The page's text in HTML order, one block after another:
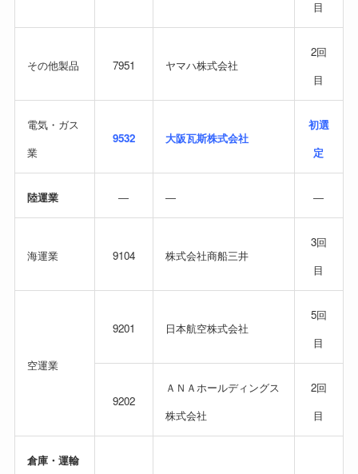
目
その他製品 7951 ヤマハ株式会社
2回
目
電気・ガス
業
9532 大阪瓦斯株式会社
初選
定
陸運業 ― ― ―
海運業 9104 株式会社商船三井
3回
目
空運業
9201 日本航空株式会社
5回
目
9202
ＡＮＡホールディングス
株式会社
2回
目
倉庫・運輸